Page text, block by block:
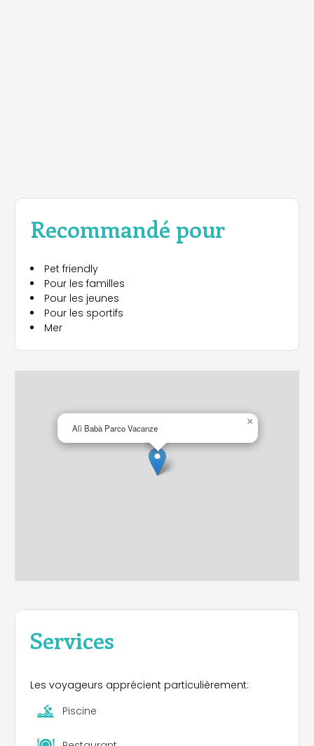
Recommandé pour
Pet friendly
Pour les familles
Pour les jeunes
Pour les sportifs
Mer
Alì Babà Parco Vacanze
×
Services
Les voyageurs apprécient particulièrement:
Piscine